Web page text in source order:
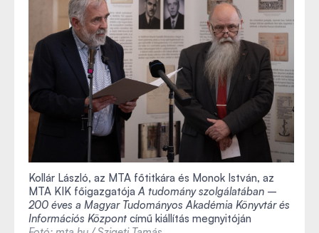
Kollár László, az MTA főtitkára és Monok István, az
MTA KIK főigazgatója A tudomány szolgálatában –
200 éves a Magyar Tudományos Akadémia Könyvtár és
Információs Központ című kiállítás megnyitóján